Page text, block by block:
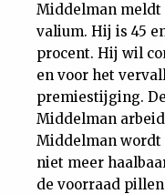
Middelman meldt
valium. Hij is 45
procent. Hij wil
en voor het
premiestijging.
Middelman
Middelman wordt
niet meer
de voorraad